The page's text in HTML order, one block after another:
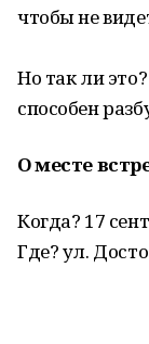
чтобы не
Но так ли
способен
О месте
Когда? 17
Где? ул.